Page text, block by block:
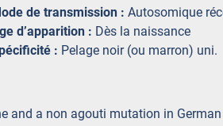
de transmission : Autosomique
d’apparition : Dès la naissance
: Pelage noir (ou marron) uni.
and a non agouti mutation in